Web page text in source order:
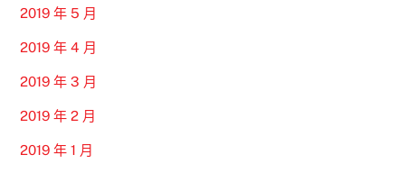
2019 年 5 月
2019 年 4 月
2019 年 3 月
2019 年 2 月
2019 年 1 月